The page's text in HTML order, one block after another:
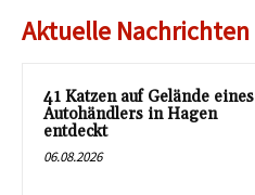
Aktuelle Nachrichten
41 Katzen auf Gelände eines
Autohändlers in Hagen
entdeckt
06.08.2026